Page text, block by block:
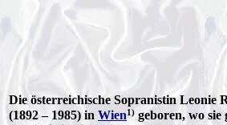
Die österreichische Sopranistin Leonie
(1892 – 1985) in Wien1) geboren, wo